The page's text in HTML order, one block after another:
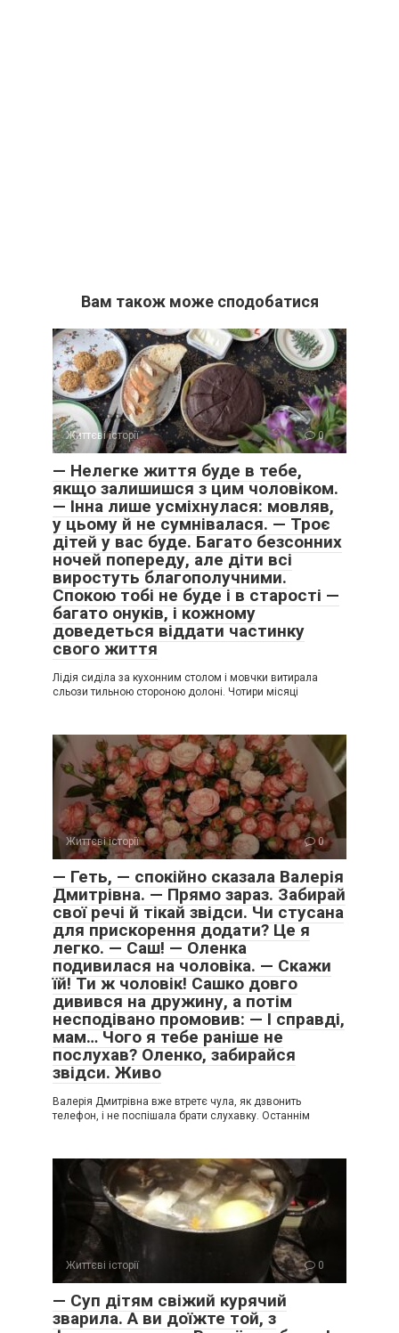
Вам також може сподобатися
Життєві історії 0
— Нелегке життя буде в тебе,
якщо залишишся з цим чоловіком.
— Інна лише усміхнулася: мовляв,
у цьому й не сумнівалася. — Троє
дітей у вас буде. Багато безсонних
ночей попереду, але діти всі
виростуть благополучними.
Спокою тобі не буде і в старості —
багато онуків, і кожному
доведеться віддати частинку
свого життя
Лідія сиділа за кухонним столом і мовчки витирала
сльози тильною стороною долоні. Чотири місяці
Життєві історії 0
— Геть, — спокійно сказала Валерія
Дмитрівна. — Прямо зараз. Забирай
свої речі й тікай звідси. Чи стусана
для прискорення додати? Це я
легко. — Саш! — Оленка
подивилася на чоловіка. — Скажи
їй! Ти ж чоловік! Сашко довго
дивився на дружину, а потім
несподівано промовив: — І справді,
мам… Чого я тебе раніше не
послухав? Оленко, забирайся
звідси. Живо
Валерія Дмитрівна вже втретє чула, як дзвонить
телефон, і не поспішала брати слухавку. Останнім
Життєві історії 0
— Суп дітям свіжий курячий
зварила. А ви доїжте той, з